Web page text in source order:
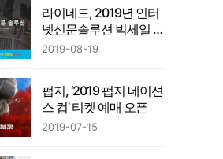
라이네드, 2019년 인터
넷신문솔루션 빅세일 이
벤트 진행중
2019-08-19
펍지, ‘2019 펍지 네이션
스 컵’ 티켓 예매 오픈
2019-07-15